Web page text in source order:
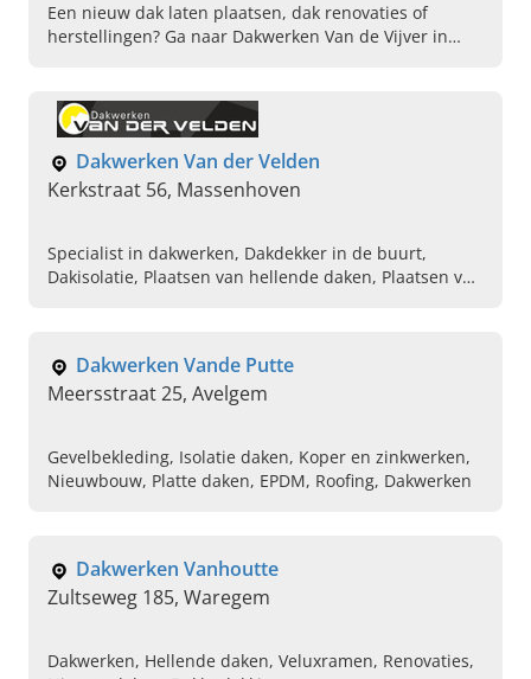
Een nieuw dak laten plaatsen, dak renovaties of
herstellingen? Ga naar Dakwerken Van de Vijver in
Dakwerken Van der Velden
Kerkstraat 56, Massenhoven
Specialist in dakwerken, Dakdekker in de buurt,
Dakisolatie, Plaatsen van hellende daken, Plaatsen van
dakherstellingen
Dakwerken Vande Putte
Meersstraat 25, Avelgem
Gevelbekleding, Isolatie daken, Koper en zinkwerken,
Nieuwbouw, Platte daken, EPDM, Roofing, Dakwerken
Dakwerken Vanhoutte
Zultseweg 185, Waregem
Dakwerken, Hellende daken, Veluxramen, Renovaties,